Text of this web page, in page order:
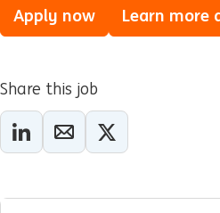
Apply now Learn more
Share this job